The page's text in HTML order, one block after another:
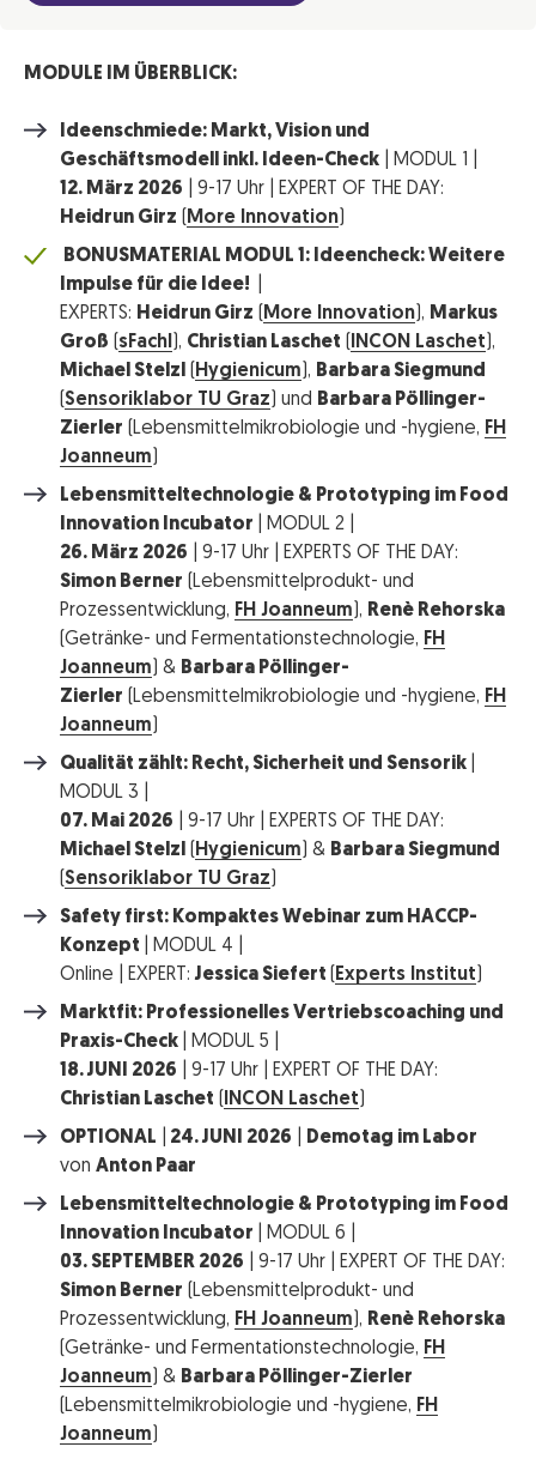
MODULE IM ÜBERBLICK:
Ideenschmiede: Markt, Vision und
Geschäftsmodell inkl. Ideen-Check | MODUL 1 |
12. März 2026 | 9-17 Uhr | EXPERT OF THE DAY:
Heidrun Girz
More Innovation
BONUSMATERIAL MODUL 1: Ideencheck: Weitere
Impulse für die Idee!
EXPERTS: Heidrun Girz More Innovation ), Markus
Groß
sFachl ), Christian Laschet INCON Laschet ),
Michael Stelzl
Hygienicum ), Barbara Siegmund
Sensoriklabor TU Graz ) und Barbara Pöllinger-
Zierler (Lebensmittelmikrobiologie und -hygiene, FH
Joanneum
Lebensmitteltechnologie & Prototyping im Food
Innovation Incubator
| MODUL 2 |
26. März 2026 | 9-17 Uhr | EXPERTS OF THE DAY:
Simon Berner (Lebensmittelprodukt- und
Prozessentwicklung, FH Joanneum ), Renè Rehorska
(Getränke- und Fermentationstechnologie, FH
Joanneum ) & Barbara Pöllinger-
Zierler (Lebensmittelmikrobiologie und -hygiene, FH
Joanneum
Qualität zählt: Recht, Sicherheit und Sensorik
MODUL 3 |
07. Mai 2026 | 9-17 Uhr | EXPERTS OF THE DAY:
Michael Stelzl
Hygienicum ) & Barbara Siegmund
Sensoriklabor TU Graz
Safety first: Kompaktes Webinar zum HACCP-
Konzept
| MODUL 4 |
Online | EXPERT:Jessica Siefert Experts Institut
Marktfit: Professionelles Vertriebscoaching und
Praxis-Check
| MODUL 5 |
18. JUNI 2026 | 9-17 Uhr | EXPERT OF THE DAY:
Christian Laschet
INCON Laschet
OPTIONAL
24. JUNI 2026
Demotag im Labor
von Anton Paar
Lebensmitteltechnologie & Prototyping im Food
Innovation Incubator
| MODUL 6 |
03. SEPTEMBER 2026 | 9-17 Uhr | EXPERT OF THE DAY:
Simon Berner (Lebensmittelprodukt- und
Prozessentwicklung, FH Joanneum ), Renè Rehorska
(Getränke- und Fermentationstechnologie, FH
Joanneum ) & Barbara Pöllinger-Zierler
(Lebensmittelmikrobiologie und -hygiene, FH
Joanneum